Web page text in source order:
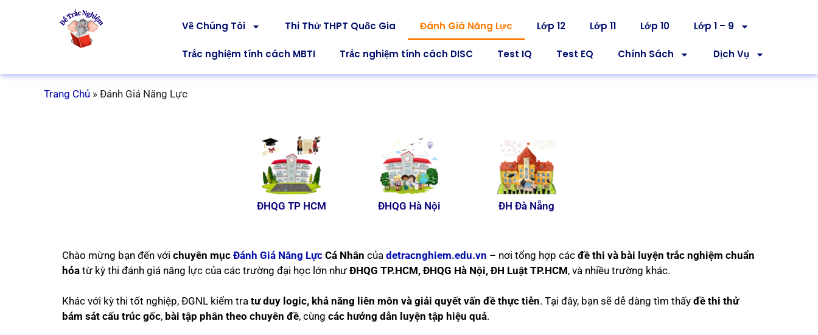
Về Chúng Tôi Thi Thử THPT Quốc Gia Đánh Giá Năng Lực Lớp 12 Lớp 11 Lớp 10 Lớp 1 – 9
Trắc nghiệm tính cách MBTI Trắc nghiệm tính cách DISC Test IQ Test EQ Chính Sách Dịch Vụ
Trang Chủ » Đánh Giá Năng Lực
ĐHQG TP HCM ĐHQG Hà Nội ĐH Đà Nẵng
Chào mừng bạn đến với chuyên mục Đánh Giá Năng Lực Cá Nhân của detracnghiem.edu.vn – nơi tổng hợp các đề thi và bài luyện trắc nghiệm chuẩn
hóa từ kỳ thi đánh giá năng lực của các trường đại học lớn như ĐHQG TP.HCM, ĐHQG Hà Nội, ĐH Luật TP.HCM, và nhiều trường khác.
Khác với kỳ thi tốt nghiệp, ĐGNL kiểm tra tư duy logic, khả năng liên môn và giải quyết vấn đề thực tiễn. Tại đây, bạn sẽ dễ dàng tìm thấy đề thi thử
bám sát cấu trúc gốc, bài tập phân theo chuyên đề, cùng các hướng dẫn luyện tập hiệu quả.